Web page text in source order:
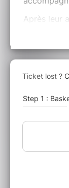
Après leur
leur
"No",
lesÉtats-
puissante